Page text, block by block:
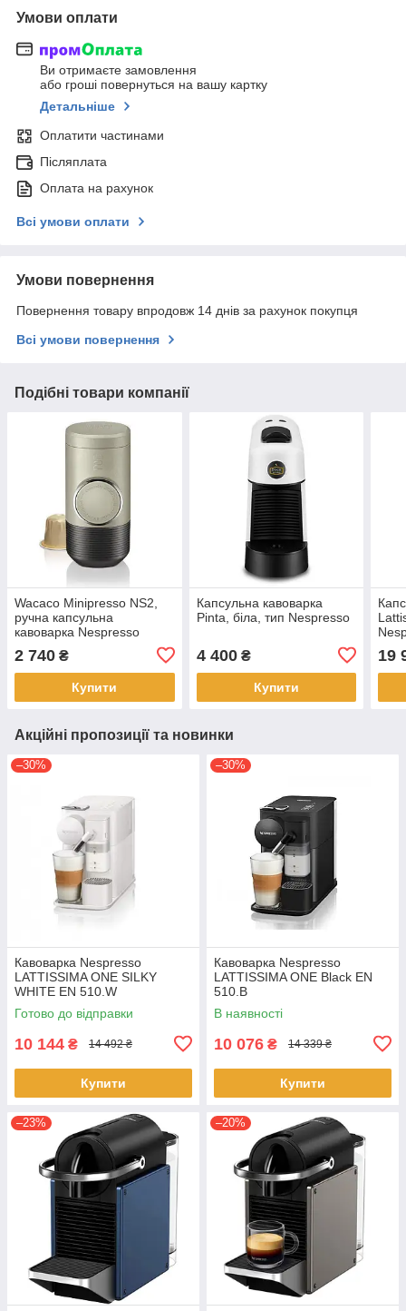
Умови оплати
Ви отримаєте замовлення
або гроші повернуться на вашу картку
Детальніше
Оплатити частинами
Післяплата
Оплата на рахунок
Всі умови оплати
Умови повернення
Повернення товару впродовж 14 днів за рахунок покупця
Всі умови повернення
Подібні товари компанії
Wacaco Minipresso NS2,
ручна капсульна
кавоварка Nespresso
2 740 ₴
Купити
Капсульна кавоварка
Pinta, біла, тип Nespresso
4 400₴
Купити
19
Акційні пропозиції та новинки
–30%
Кавоварка Nespresso
LATTISSIMA ONE SILKY
WHITE EN 510.W
Готово до відправки
10 144 ₴ 14 492 ₴
Купити
–30%
Кавоварка Nespresso
LATTISSIMA ONE Black EN
510.B
В наявності
10 076 ₴ 14 339 ₴
Купити
–23% –20%